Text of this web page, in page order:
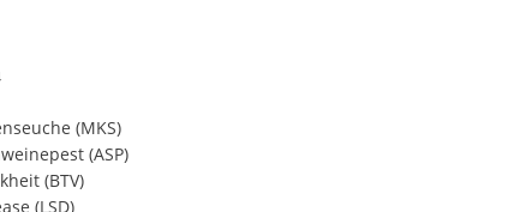
(MKS)
(ASP)
(BTV)
(LSD)